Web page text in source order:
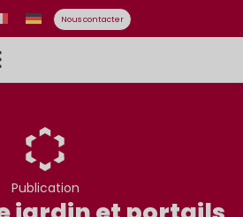
Nous contacter
Publication